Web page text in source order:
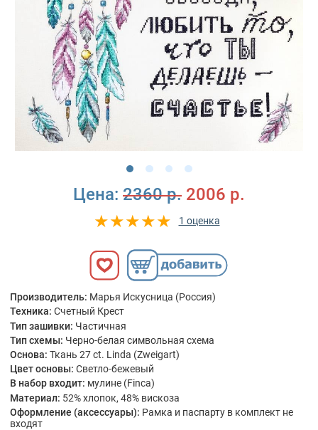
Цена: 2360 р. 2006 р.
1 оценка
Производитель: Марья Искусница (Россия)
Техника: Счетный Крест
Тип зашивки: Частичная
Тип схемы: Черно-белая символьная схема
Основа: Ткань 27 ct. Linda (Zweigart)
Цвет основы: Светло-бежевый
В набор входит: мулине (Finca)
Материал: 52% хлопок, 48% вискоза
Оформление (аксессуары): Рамка и паспарту в комплект не
входят